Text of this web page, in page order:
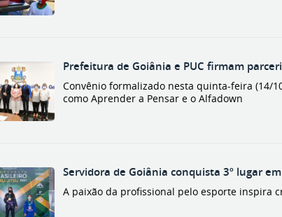
Prefeitura de Goiânia e PUC firmam
Convênio formalizado nesta quinta-feira (14/
como Aprender a Pensar e o Alfadown
Servidora de Goiânia conquista 3º lugar
A paixão da profissional pelo esporte inspira